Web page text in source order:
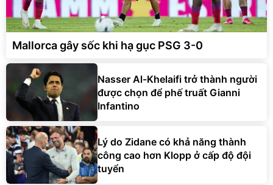
Mallorca gây sốc khi hạ gục PSG 3-0
Nasser Al-Khelaifi trở thành người
được chọn để phế truất Gianni
Infantino
Lý do Zidane có khả năng thành
công cao hơn Klopp ở cấp độ đội
tuyển